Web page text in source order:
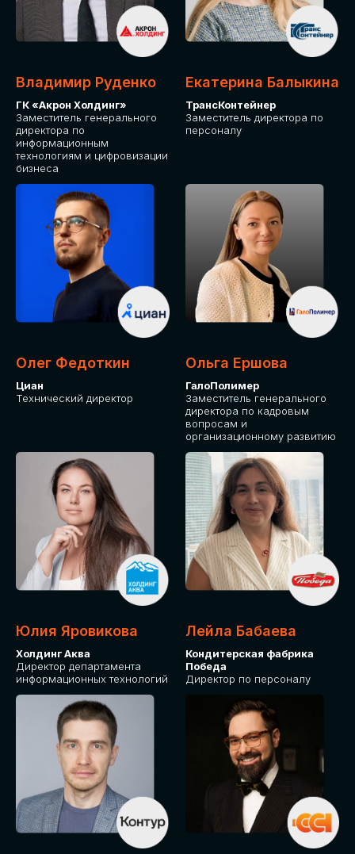
Владимир Руденко
ГК «Акрон Холдинг»
Заместитель генерального
директора по
информационным
технологиям и цифровизации
бизнеса
Екатерина Балыкина
ТрансКонтейнер
Заместитель директора по
персоналу
Олег Федоткин
Циан
Технический директор
Ольга Ершова
ГалоПолимер
Заместитель генерального
директора по кадровым
вопросам и
организационному развитию
Юлия Яровикова
Холдинг Аква
Директор департамента
информационных технологий
Лейла Бабаева
Кондитерская фабрика
Победа
Директор по персоналу